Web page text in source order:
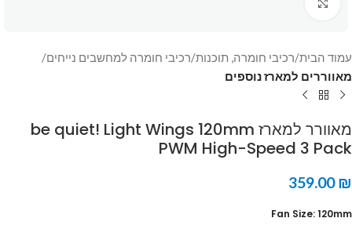
עמוד הבית רכיבי חומרה, תוכנות רכיבי חומרה למחשבים נייחים
מאווררים למארז נוספים
מאוורר למארז be quiet! Light Wings 120mm
PWM High-Speed 3 Pack
359.00₪
Fan Size: 120mm